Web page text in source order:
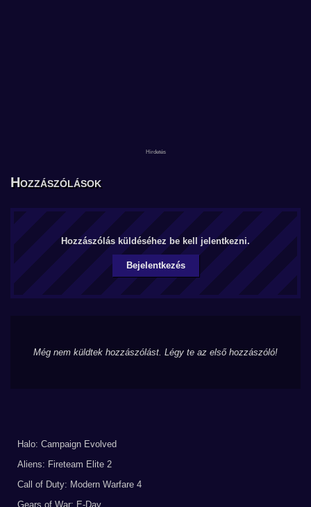
Hozzászólások
Hozzászólás küldéséhez be kell jelentkezni.
Bejelentkezés
Még nem küldtek hozzászólást. Légy te az első hozzászóló!
Halo: Campaign Evolved
Aliens: Fireteam Elite 2
Call of Duty: Modern Warfare 4
Gears of War: E-Day